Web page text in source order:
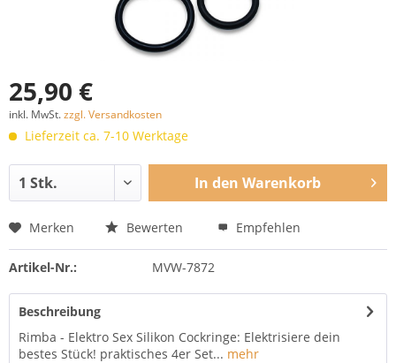
25,90 €
inkl. MwSt.zzgl. Versandkosten
Lieferzeit ca. 7-10 Werktage
In den Warenkorb
Merken Bewerten Empfehlen
Artikel-Nr.: MVW-7872
Beschreibung
Rimba - Elektro Sex Silikon Cockringe: Elektrisiere dein
bestes Stück! praktisches 4er Set... mehr